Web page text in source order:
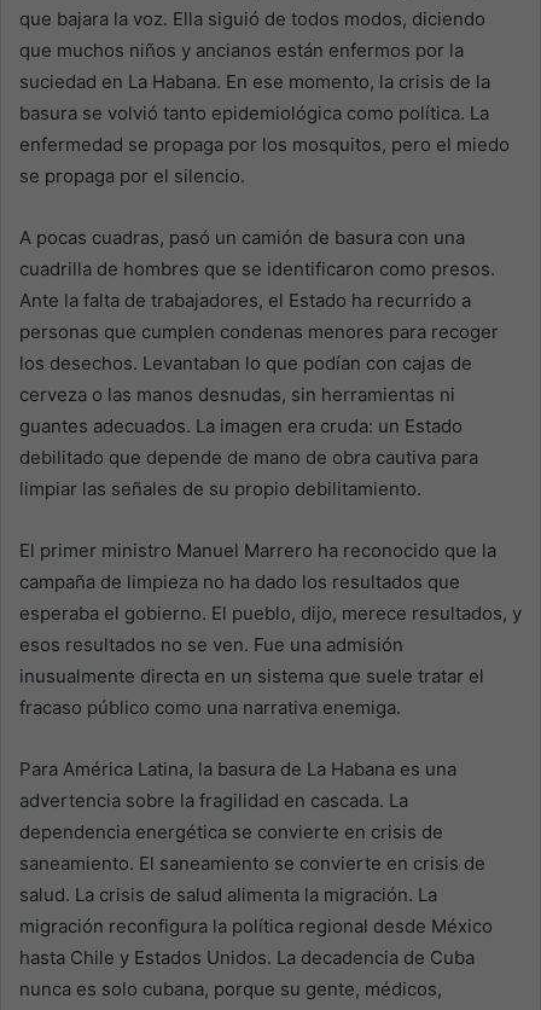
que bajara la voz. Ella siguió de todos modos, diciendo
que muchos niños y ancianos están enfermos por la
suciedad en La Habana. En ese momento, la crisis de la
basura se volvió tanto epidemiológica como política. La
enfermedad se propaga por los mosquitos, pero el miedo
se propaga por el silencio.
A pocas cuadras, pasó un camión de basura con una
cuadrilla de hombres que se identificaron como presos.
Ante la falta de trabajadores, el Estado ha recurrido a
personas que cumplen condenas menores para recoger
los desechos. Levantaban lo que podían con cajas de
cerveza o las manos desnudas, sin herramientas ni
guantes adecuados. La imagen era cruda: un Estado
debilitado que depende de mano de obra cautiva para
limpiar las señales de su propio debilitamiento.
El primer ministro Manuel Marrero ha reconocido que la
campaña de limpieza no ha dado los resultados que
esperaba el gobierno. El pueblo, dijo, merece resultados, y
esos resultados no se ven. Fue una admisión
inusualmente directa en un sistema que suele tratar el
fracaso público como una narrativa enemiga.
Para América Latina, la basura de La Habana es una
advertencia sobre la fragilidad en cascada. La
dependencia energética se convierte en crisis de
saneamiento. El saneamiento se convierte en crisis de
salud. La crisis de salud alimenta la migración. La
migración reconfigura la política regional desde México
hasta Chile y Estados Unidos. La decadencia de Cuba
nunca es solo cubana, porque su gente, médicos,